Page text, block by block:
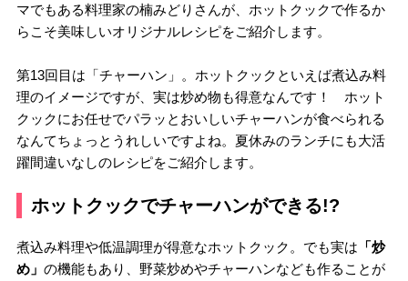
マでもある料理家の楠みどりさんが、ホットクックで作るか
らこそ美味しいオリジナルレシピをご紹介します。
第13回目は「チャーハン」。ホットクックといえば煮込み料
理のイメージですが、実は炒め物も得意なんです！ ホット
クックにお任せでパラッとおいしいチャーハンが食べられる
なんてちょっとうれしいですよね。夏休みのランチにも大活
躍間違いなしのレシピをご紹介します。
ホットクックでチャーハンができる!?
煮込み料理や低温調理が得意なホットクック。でも実は 「炒
め」 の機能もあり、野菜炒めやチャーハンなども作ることが